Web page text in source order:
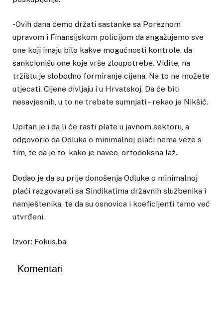
-Ovih dana ćemo držati sastanke sa Poreznom
upravom i Finansijskom policijom da angažujemo sve
one koji imaju bilo kakve mogućnosti kontrole, da
sankcionišu one koje vrše zloupotrebe. Vidite, na
tržištu je slobodno formiranje cijena. Na to ne možete
utjecati. Cijene divljaju i u Hrvatskoj. Da će biti
nesavjesnih, u to ne trebate sumnjati – rekao je Nikšić.
Upitan je i da li će rasti plate u javnom sektoru, a
odgovorio da Odluka o minimalnoj plaći nema veze s
tim, te da je to, kako je naveo, ortodoksna laž.
Dodao je da su prije donošenja Odluke o minimalnoj
plaći razgovarali sa Sindikatima državnih službenika i
namještenika, te da su osnovica i koeficijenti tamo već
utvrđeni.
Izvor: Fokus.ba
Komentari